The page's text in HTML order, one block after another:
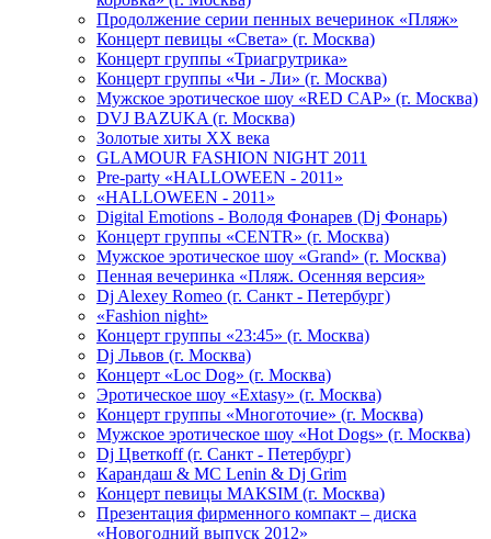
Продолжение серии пенных вечеринок «Пляж»
Концерт певицы «Света» (г. Москва)
Концерт группы «Триагрутрика»
Концерт группы «Чи - Ли» (г. Москва)
Мужское эротическое шоу «RED CAP» (г. Москва)
DVJ BAZUKA (г. Москва)
Золотые хиты XX века
GLAMOUR FASHION NIGHT 2011
Pre-party «HALLOWEEN - 2011»
«HALLOWEEN - 2011»
Digital Emotions - Володя Фонарев (Dj Фонарь)
Концерт группы «CENTR» (г. Москва)
Мужское эротическое шоу «Grand» (г. Москва)
Пенная вечеринка «Пляж. Осенняя версия»
Dj Alexey Romeo (г. Санкт - Петербург)
«Fashion night»
Концерт группы «23:45» (г. Москва)
Dj Львов (г. Москва)
Концерт «Loc Dog» (г. Москва)
Эротическое шоу «Extasy» (г. Москва)
Концерт группы «Многоточие» (г. Москва)
Мужское эротическое шоу «Hot Dogs» (г. Москва)
Dj Цветкоff (г. Санкт - Петербург)
Карандаш & МС Lenin & Dj Grim
Концерт певицы МАКSIМ (г. Москва)
Презентация фирменного компакт – диска
«Новогодний выпуск 2012»